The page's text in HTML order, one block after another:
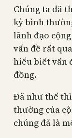
Chúng ta đã
kỳ bình
lãnh đạo
vấn đề rất
hiểu biết vấn
đồng.
Đã như thế
thường của
chúng đã là